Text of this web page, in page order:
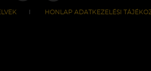
HONLAP ADATKEZELÉSI